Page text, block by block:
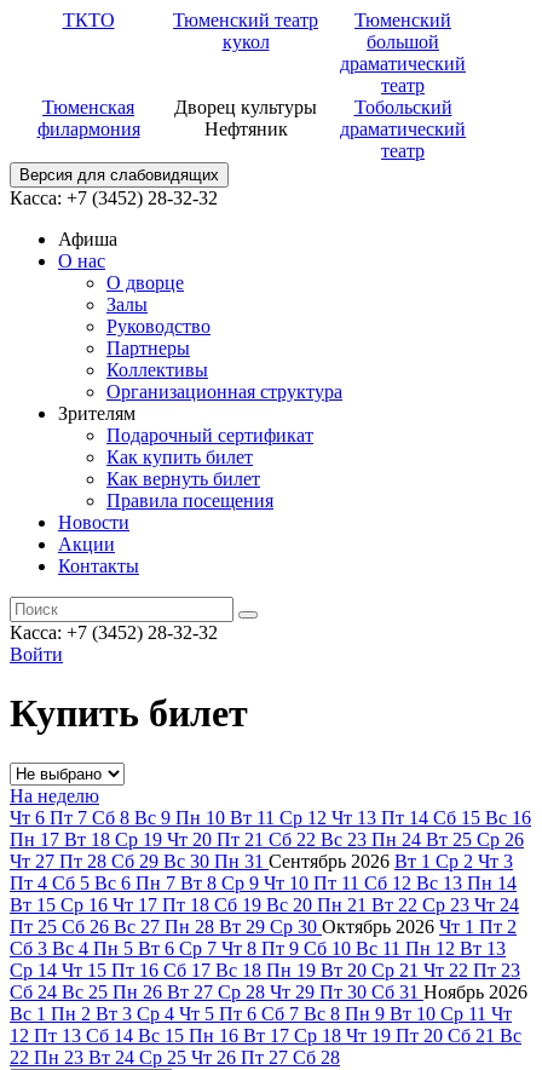
ТКТО
Тюменский театр
кукол
Тюменский
большой
драматический
театр
Тюменская
филармония
Дворец культуры
Нефтяник
Тобольский
драматический
театр
Версия для слабовидящих
Касса: +7 (3452) 28-32-32
Афиша
О нас
О дворце
Залы
Руководство
Партнеры
Коллективы
Организационная структура
Зрителям
Подарочный сертификат
Как купить билет
Как вернуть билет
Правила посещения
Новости
Акции
Контакты
Касса: +7 (3452) 28-32-32
Войти
Купить билет
На неделю
Чт 6 Пт 7 Сб 8 Вс 9 Пн 10 Вт 11 Ср 12 Чт 13 Пт 14 Сб 15 Вс 16
Пн 17 Вт 18 Ср 19 Чт 20 Пт 21 Сб 22 Вс 23 Пн 24 Вт 25 Ср 26
Чт 27 Пт 28 Сб 29 Вс 30 Пн 31 Сентябрь 2026 Вт 1 Ср 2 Чт 3
Пт 4 Сб 5 Вс 6 Пн 7 Вт 8 Ср 9 Чт 10 Пт 11 Сб 12 Вс 13 Пн 14
Вт 15 Ср 16 Чт 17 Пт 18 Сб 19 Вс 20 Пн 21 Вт 22 Ср 23 Чт 24
Пт 25 Сб 26 Вс 27 Пн 28 Вт 29 Ср 30 Октябрь 2026 Чт 1 Пт 2
Сб 3 Вс 4 Пн 5 Вт 6 Ср 7 Чт 8 Пт 9 Сб 10 Вс 11 Пн 12 Вт 13
Ср 14 Чт 15 Пт 16 Сб 17 Вс 18 Пн 19 Вт 20 Ср 21 Чт 22 Пт 23
Сб 24 Вс 25 Пн 26 Вт 27 Ср 28 Чт 29 Пт 30 Сб 31 Ноябрь 2026
Вс 1 Пн 2 Вт 3 Ср 4 Чт 5 Пт 6 Сб 7 Вс 8 Пн 9 Вт 10 Ср 11 Чт
12 Пт 13 Сб 14 Вс 15 Пн 16 Вт 17 Ср 18 Чт 19 Пт 20 Сб 21 Вс
22 Пн 23 Вт 24 Ср 25 Чт 26 Пт 27 Сб 28